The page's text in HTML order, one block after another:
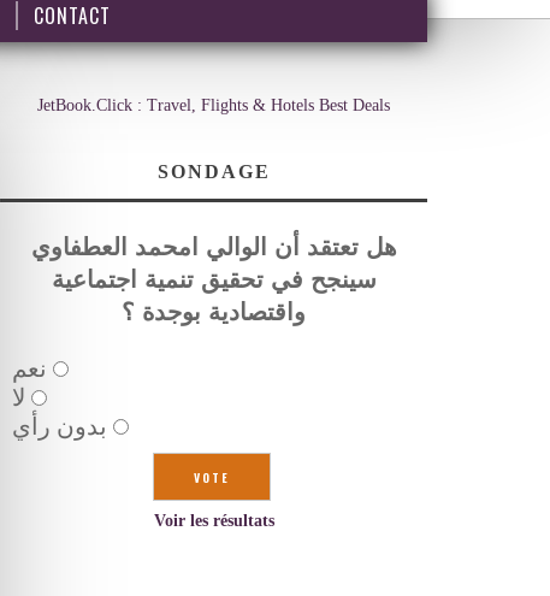
CONTACT
JetBook.Click : Travel, Flights & Hotels Best Deals
SONDAGE
هل تعتقد أن الوالي امحمد العطفاوي
سينجح في تحقيق تنمية اجتماعية
واقتصادية بوجدة ؟
نعم
لا
بدون رأي
Voir les résultats